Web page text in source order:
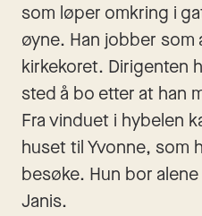
som løper omkring i
øyne. Han jobber som
kirkekoret. Dirigenten
sted å bo etter at han
Fra vinduet i hybelen
huset til Yvonne, som
besøke. Hun bor
Janis.